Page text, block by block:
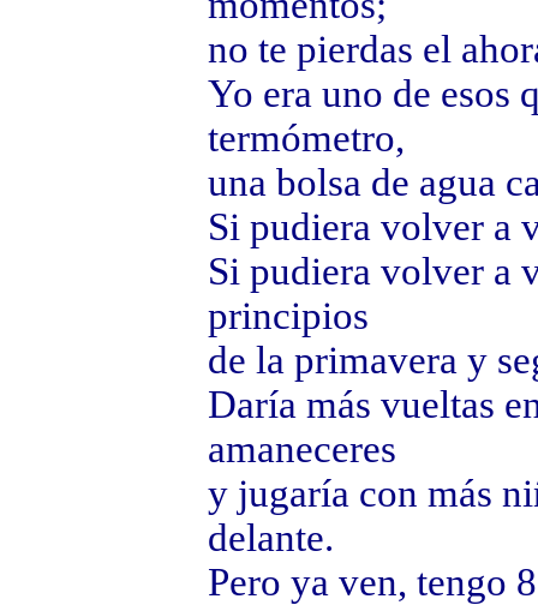
no te pierdas el
Yo era uno de esos
termómetro,
una bolsa de agua
Si pudiera volver a
Si pudiera volver a
principios
de la primavera y
Daría más vueltas
amaneceres
y jugaría con más
delante.
Pero ya ven, tengo